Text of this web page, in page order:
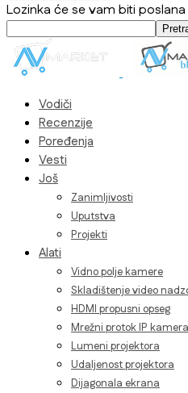
Lozinka će se vam biti
Vodiči
Recenzije
Poređenja
Vesti
Još
Zanimljivosti
Uputstva
Projekti
Alati
Vidno polje kamere
Skladištenje video
HDMI propusni opseg
Mrežni protok IP kamera
Lumeni projektora
Udaljenost projektora
Dijagonala ekrana